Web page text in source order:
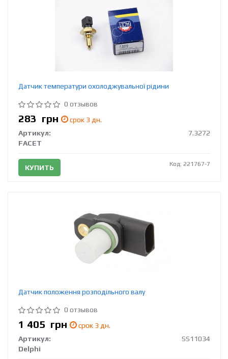
Датчик температури охолоджувальної рідини
0 отзывов
283 грн
срок 3 дн.
Артикул:
7.3272
FACET
КУПИТЬ Код: 221767-7
Датчик положення розподільного валу
0 отзывов
1 405 грн
срок 3 дн.
Артикул:
SS11034
Delphi